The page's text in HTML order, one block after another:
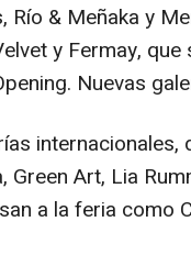
& Meñaka y
y Fermay,
Nuevas
Green Art, Lia
a la feria como